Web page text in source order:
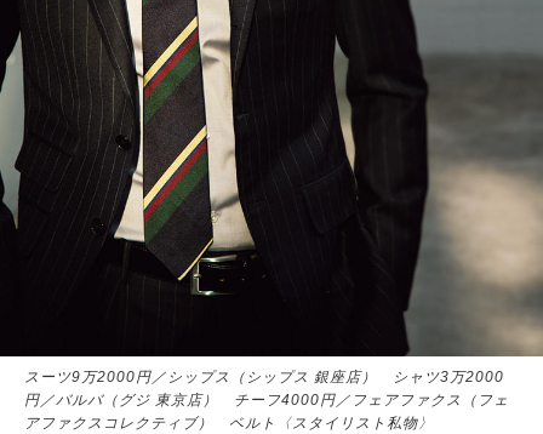
スーツ9万2000円／シップス（シップス 銀座店） シャツ3万2000
円／バルバ（グジ 東京店） チーフ4000円／フェアファクス（フェ
アファクスコレクティブ） ベルト〈スタイリスト私物〉